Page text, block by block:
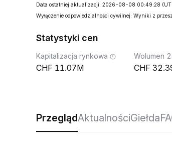
Data ostatniej aktualizacji: 2026-08-08 00:49:28
Wyłączenie odpowiedzialności cywilnej: Wyniki z
Statystyki cen
Kapitalizacja rynkowa
11.07M
Wolumen
PrzeglądAktualnościGiełda